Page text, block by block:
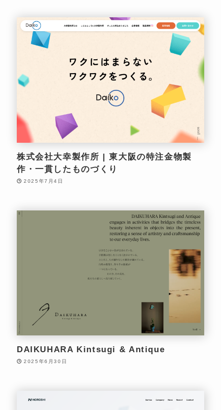
株式会社大幸製作所 | 東大阪の特注金物製
作・一貫したものづくり
2025年7月4日
DAIKUHARA Kintsugi & Antique
2025年6月30日